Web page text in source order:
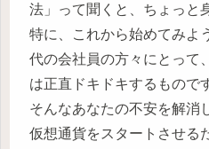
法」って聞くと、ちょっと
特に、これから始めてみよ
代の会社員の方々にとって
は正直ドキドキするもので
そんなあなたの不安を解消
仮想通貨をスタートさせる